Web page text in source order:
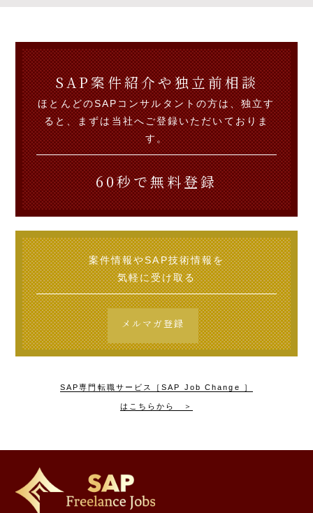
SAP案件紹介や独立前相談
ほとんどのSAPコンサルタントの方は、独立す
ると、まずは当社へご登録いただいておりま
す。
60秒で無料登録
案件情報やSAP技術情報を
気軽に受け取る
メルマガ登録
SAP専門転職サービス［SAP Job Change ］
はこちらから ＞